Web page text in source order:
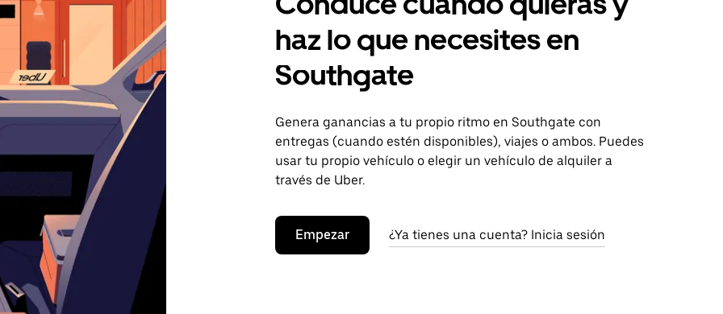
haz lo que necesites en
Southgate
Genera ganancias a tu propio ritmo en Southgate con
entregas (cuando estén disponibles), viajes o ambos. Puedes
usar tu propio vehículo o elegir un vehículo de alquiler a
través de Uber.
Empezar ¿Ya tienes una cuenta? Inicia sesión